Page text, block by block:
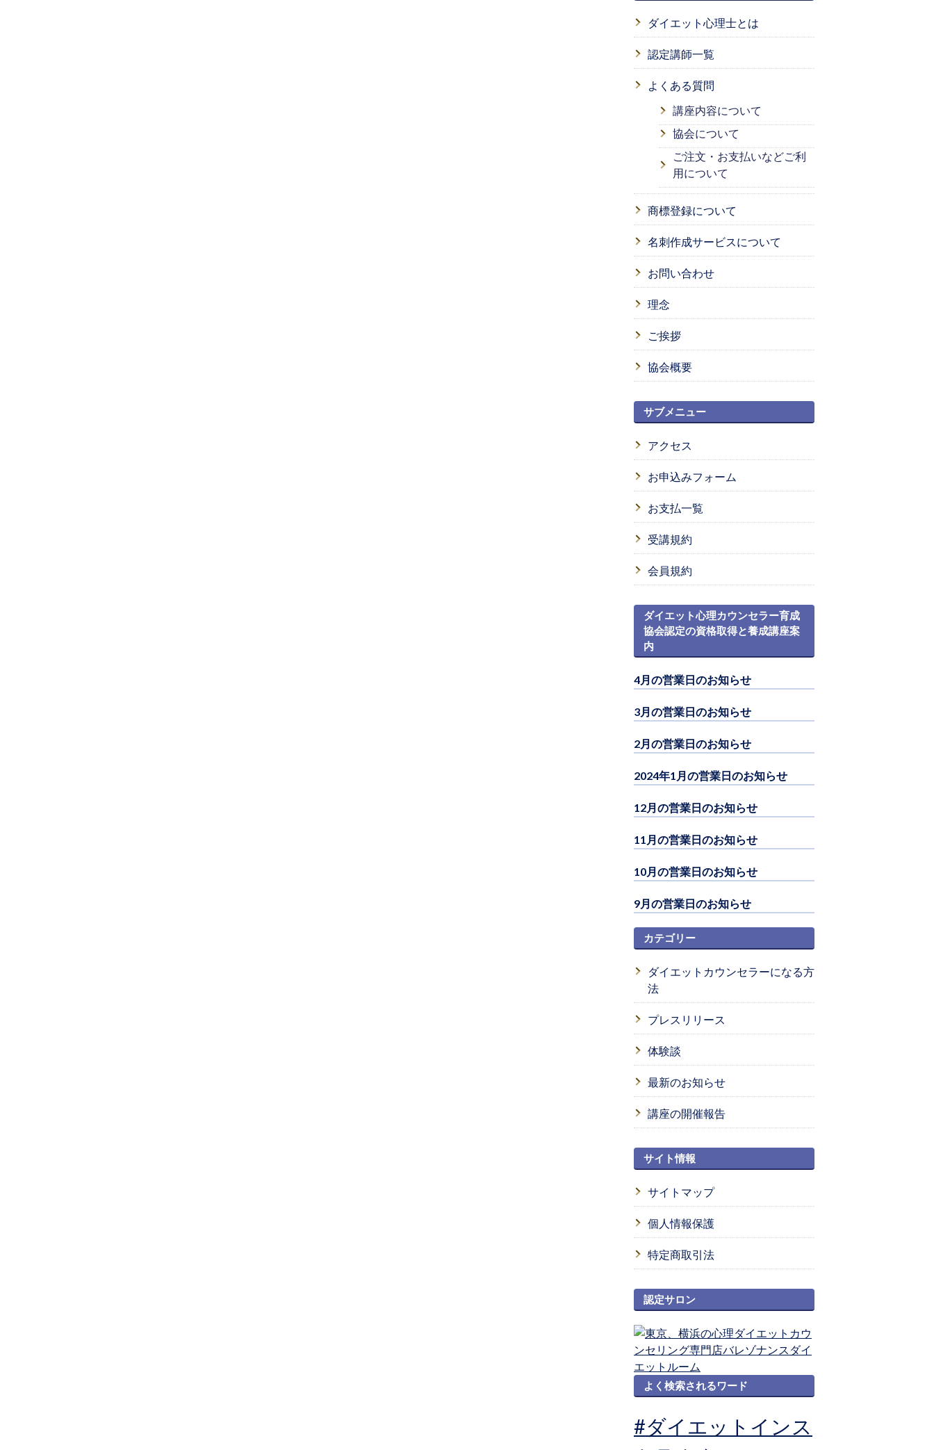
ダイエット心理士とは
認定講師一覧
よくある質問
講座内容について
協会について
ご注文・お支払いなどご利
用について
商標登録について
名刺作成サービスについて
お問い合わせ
理念
ご挨拶
協会概要
サブメニュー
アクセス
お申込みフォーム
お支払一覧
受講規約
会員規約
ダイエット心理カウンセラー育成
協会認定の資格取得と養成講座案
内
4月の営業日のお知らせ
3月の営業日のお知らせ
2月の営業日のお知らせ
2024年1月の営業日のお知らせ
12月の営業日のお知らせ
11月の営業日のお知らせ
10月の営業日のお知らせ
9月の営業日のお知らせ
カテゴリー
ダイエットカウンセラーになる方
法
プレスリリース
体験談
最新のお知らせ
講座の開催報告
サイト情報
サイトマップ
個人情報保護
特定商取引法
認定サロン
よく検索されるワード
#ダイエットインス